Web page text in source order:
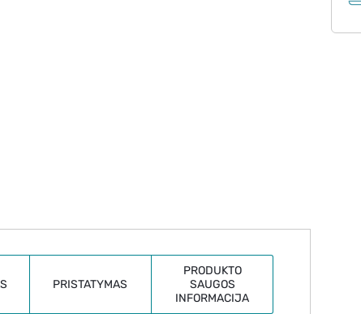
PRISTATYMAS
PRODUKTO
SAUGOS
INFORMACIJA